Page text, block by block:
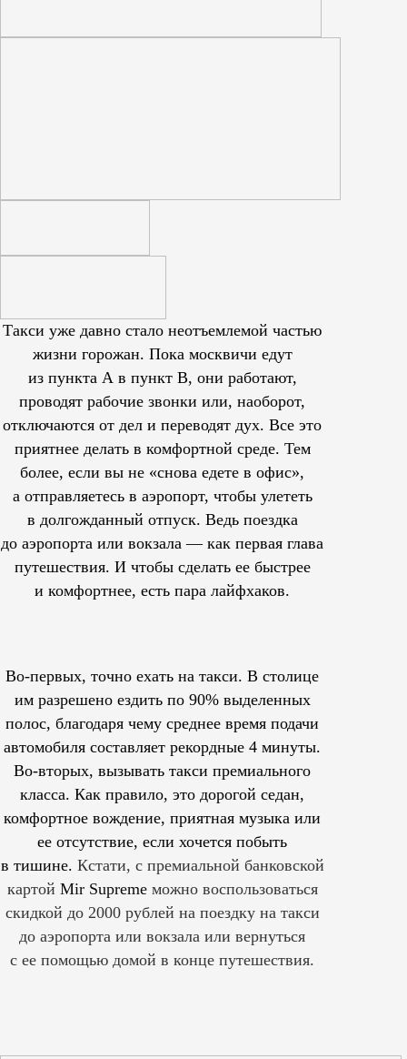
Такси уже давно стало неотъемлемой частью
жизни горожан. Пока москвичи едут
из пункта А в пункт В, они работают,
проводят рабочие звонки или, наоборот,
отключаются от дел и переводят дух. Все это
приятнее делать в комфортной среде. Тем
более, если вы не «снова едете в офис»,
а отправляетесь в аэропорт, чтобы улететь
в долгожданный отпуск. Ведь поездка
до аэропорта или вокзала — как первая глава
путешествия. И чтобы сделать ее быстрее
и комфортнее, есть пара лайфхаков.
Во-первых, точно ехать на такси. В столице
им разрешеноездить по 90% выделенных
полос, благодаря чему среднее время подачи
автомобиля составляет рекордные 4 минуты.
Во-вторых, вызывать такси премиального
класса. Как правило, это дорогой седан,
комфортное вождение, приятная музыка или
ее отсутствие, если хочется побыть
в тишине. Кстати, с премиальной банковской
картой Mir Supreme можно воспользоваться
скидкой до 2000 рублей на поездку на такси
до аэропорта или вокзала или вернуться
с ее помощью домой в конце путешествия.